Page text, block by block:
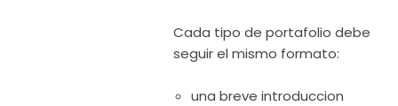
Cada tipo de portafolio debe
seguir el mismo formato:
una breve introduccion